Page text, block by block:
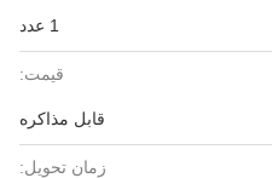
قیمت:
قابل مذاکره
زمان تحویل: